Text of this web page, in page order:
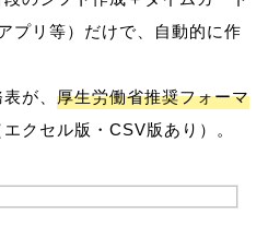
プリ等）だけで、自動的に作
が、 厚生労働省推奨フォーマ
エクセル版・CSV版あり）。